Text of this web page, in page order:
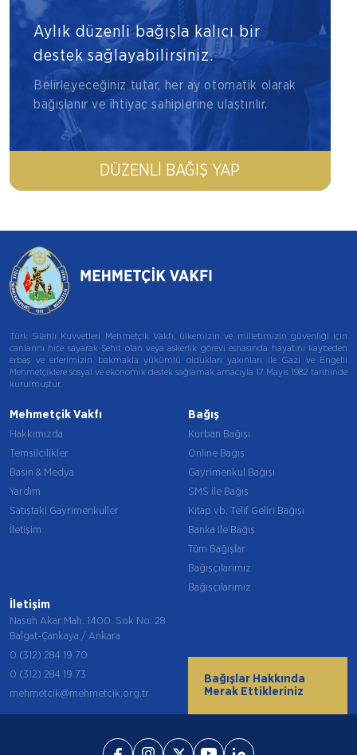
Aylık düzenli bağışla kalıcı bir
destek sağlayabilirsiniz.
Belirleyeceğiniz tutar, her ay otomatik olarak
bağışlanır ve ihtiyaç sahiplerine ulaştırılır.
DÜZENLI BAĞIŞ YAP
Türk Silahlı Kuvvetleri Mehmetçik Vakfı, ülkemizin ve milletimizin güvenliği için
canlarını hiçe sayarak Şehit olan veya askerlik görevi esnasında hayatını kaybeden
erbaş ve erlerimizin bakmakla yükümlü oldukları yakınları ile Gazi ve Engelli
Mehmetçiklere sosyal ve ekonomik destek sağlamak amacıyla 17 Mayıs 1982 tarihinde
kurulmuştur.
Mehmetçik Vakfı
Hakkımızda
Temsilcilikler
Basın & Medya
Yardım
Satıştaki Gayrimenkuller
İletişim
Bağış
Kurban Bağışı
Online Bağış
Gayrimenkul Bağışı
SMS ile Bağış
Kitap vb. Telif Geliri Bağışı
Banka ile Bağış
Tüm Bağışlar
Bağışçılarımız
Bağışçılarımız
İletişim
Nasuh Akar Mah. 1400. Sok No: 28
Balgat-Çankaya / Ankara
0 (312) 284 19 70
0 (312) 284 19 73
mehmetcik@mehmetcik.org.tr
Bağışlar Hakkında
Merak Ettikleriniz